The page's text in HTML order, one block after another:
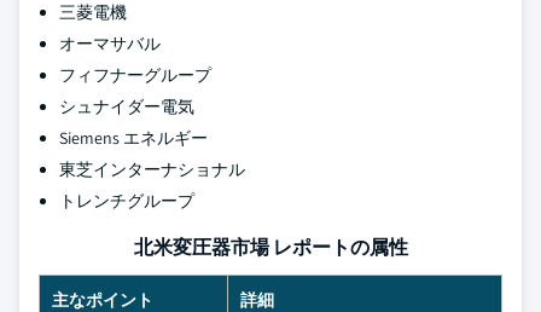
三菱電機
オーマサバル
フィフナーグループ
シュナイダー電気
Siemens エネルギー
東芝インターナショナル
トレンチグループ
北米変圧器市場 レポートの属性
主なポイント 詳細